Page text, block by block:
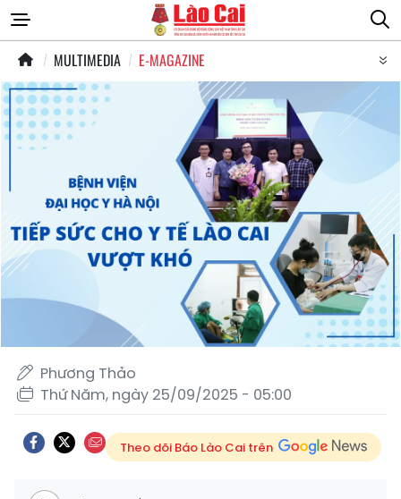
MULTIMEDIA E-MAGAZINE
Phương Thảo
Thứ Năm, ngày 25/09/2025 - 05:00
Theo dõi Báo Lào Cai trên